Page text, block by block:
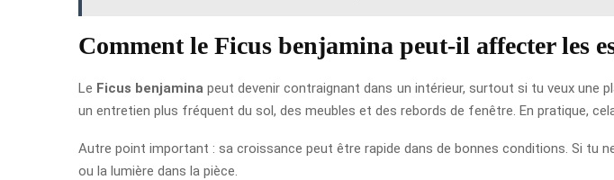
Comment le Ficus benjamina peut-il affecter les
Le Ficus benjamina peut devenir contraignant dans un intérieur, surtout si tu veux une
un entretien plus fréquent du sol, des meubles et des rebords de fenêtre. En pratique,
Autre point important : sa croissance peut être rapide dans de bonnes conditions. Si tu
ou la lumière dans la pièce.